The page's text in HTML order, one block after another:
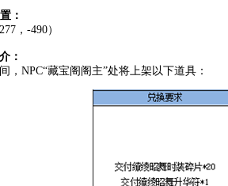
：
，-490）
：
，NPC“藏宝阁阁主”处将上架以下道具：